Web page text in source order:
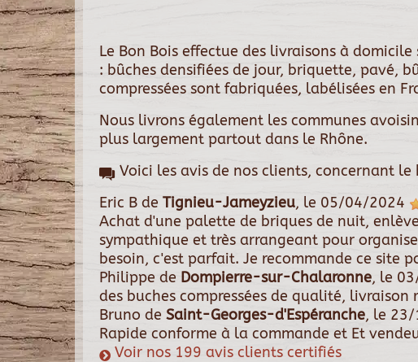
Le Bon Bois effectue des livraisons à
: bûches densifiées de jour, briquette, pavé,
compressées sont fabriquées, labélisées en
Nous livrons également les communes
plus largement partout dans le Rhône.
Voici les avis de nos clients, concernant
Eric B de Tignieu-Jameyzieu, le 05/04/2024
Achat d'une palette de briques de nuit,
sympathique et très arrangeant pour
besoin, c'est parfait. Je recommande ce site
Philippe de Dompierre-sur-Chalaronne, le
des buches compressées de qualité,
Bruno de Saint-Georges-d'Espéranche, le 23/
Rapide conforme à la commande et Et
Voir nos 199 avis clients certifiés